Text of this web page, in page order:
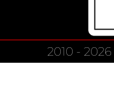
2010 - 2026